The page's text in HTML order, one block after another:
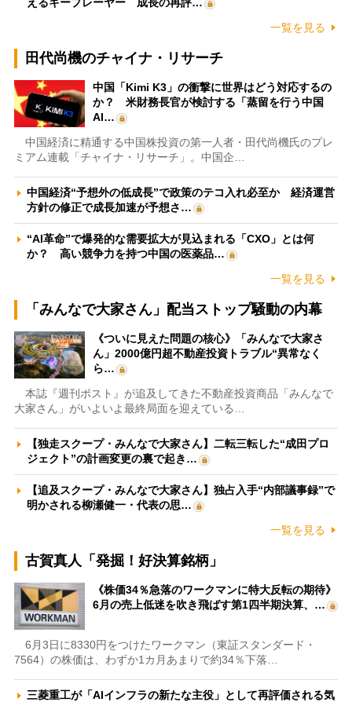
一覧を見る
田代尚機のチャイナ・リサーチ
中国「Kimi K3」の衝撃に世界はどう対応するの
か？ 米財務長官が検討する「蒸留を行う中国
AI…
中国経済に精通する中国株投資の第一人者・田代尚機氏のプレ
ミアム連載「チャイナ・リサーチ」。中国企…
中国経済“予想外の低成長”で政策のテコ入れ必至か 経済運営
方針の修正で成長加速が予想さ…
“AI革命”で爆発的な需要拡大が見込まれる「CXO」とは何
か？ 高い競争力を持つ中国の医薬品…
一覧を見る
「みんなで大家さん」配当ストップ騒動の内幕
《ついに見えた問題の核心》「みんなで大家さ
ん」2000億円超不動産投資トラブル“異常なく
ら…
本誌『週刊ポスト』が追及してきた不動産投資商品「みんなで
大家さん」がいよいよ最終局面を迎えている…
【独走スクープ・みんなで大家さん】二転三転した“成田プロ
ジェクト”の計画変更の裏で起き…
【追及スクープ・みんなで大家さん】独占入手“内部議事録”で
明かされる柳瀬健一・代表の思…
一覧を見る
古賀真人「発掘！好決算銘柄」
《株価34％急落のワークマンに特大反転の期待》
6月の売上低迷を吹き飛ばす第1四半期決算、…
6月3日に8330円をつけたワークマン（東証スタンダード・
7564）の株価は、わずか1カ月あまりで約34％下落…
三菱重工が「AIインフラの新たな主役」として再評価される気